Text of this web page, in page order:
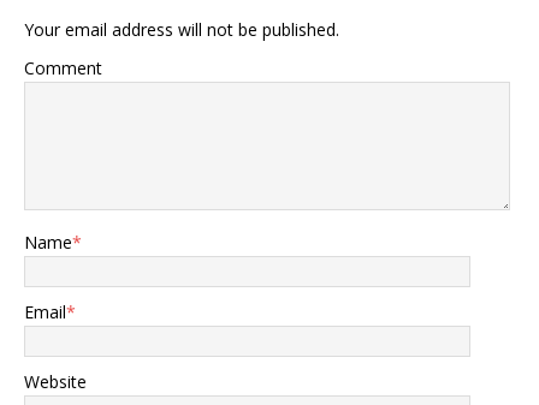
Your email address will not be published.
Comment
Name*
Email*
Website